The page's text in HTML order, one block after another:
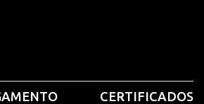
CERTIFICADOS